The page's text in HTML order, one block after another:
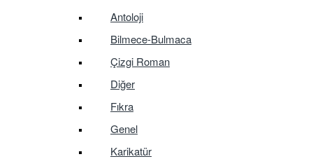
Antoloji
Bilmece-Bulmaca
Çizgi Roman
Diğer
Fıkra
Genel
Karikatür